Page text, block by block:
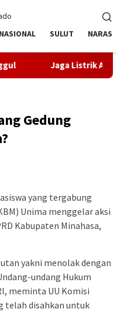
NASIONAL SULUT NARASI
Listrik Andal Jelang HUT
Gedung
yang tergabung
Unima menggelar aksi
Kabupaten Minahasa,
yakni menolak dengan
undang Hukum
meminta UU Komisi
telah disahkan untuk